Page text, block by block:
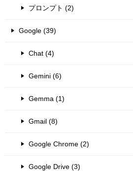
プロンプト (2)
Google (39)
Chat (4)
Gemini (6)
Gemma (1)
Gmail (8)
Google Chrome (2)
Google Drive (3)